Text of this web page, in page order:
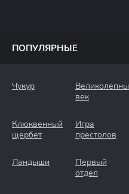
ПОПУЛЯРНЫЕ
Чукур
Великолепный
век
Клюквенный
щербет
Игра
престолов
Ландыши
Первый
отдел